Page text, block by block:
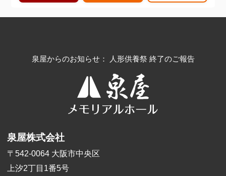
泉屋からのお知らせ： 人形供養祭 終了のご報告
泉屋株式会社
〒542-0064 大阪市中央区
上汐2丁目1番5号